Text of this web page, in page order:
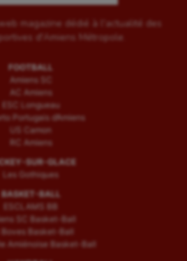
magazine dédié à l'actualité des
d'Amiens Métropole.
FOOTBALL
Amiens SC
AC Amiens
ESC Longueau
Portugais d’Amiens
US Camon
RC Amiens
SUR-GLACE
Les Gothiques
BASKET-BALL
ESCLAMS BB
SC Basket-Ball
Boves Basket-Ball
Amiénoise Basket-Ball